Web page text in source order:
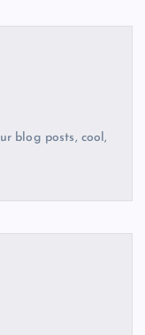
blog posts, cool,